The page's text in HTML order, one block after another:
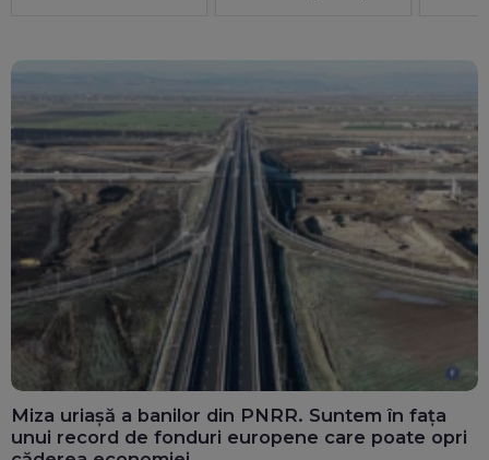
Miza uriașă a banilor din PNRR. Suntem în fața
unui record de fonduri europene care poate opri